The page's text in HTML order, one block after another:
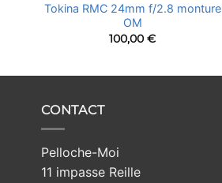
Tokina RMC 24mm f/2.8 monture
OM
100,00€
CONTACT
Pelloche-Moi
11 impasse Reille